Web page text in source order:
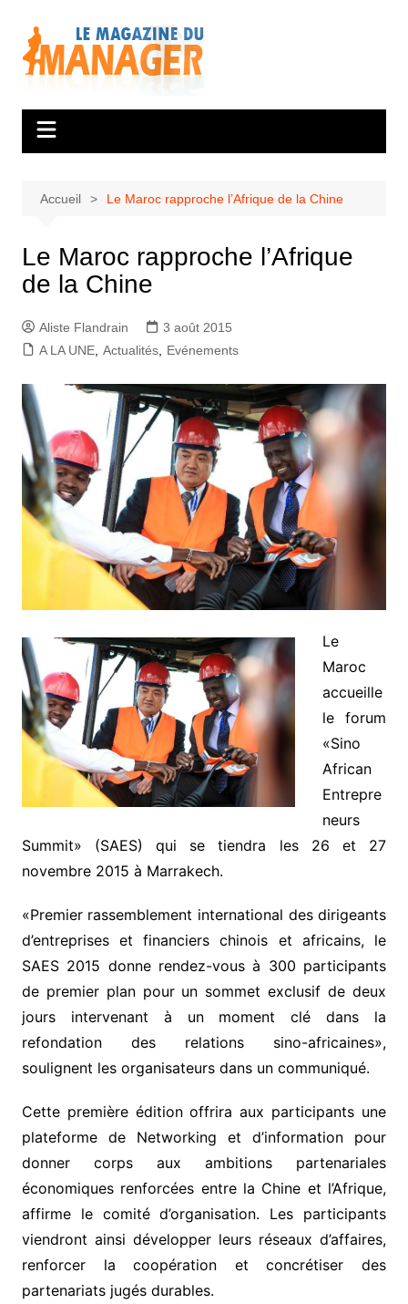
contenu
Accueil Le Maroc rapproche l’Afrique de la Chine
Le Maroc rapproche l’Afrique
de la Chine
Aliste Flandrain
3 août 2015
A LA UNE, Actualités, Evénements
Le
Maroc
accueille
le forum
«Sino
African
Entrepre
neurs
Summit» (SAES) qui se tiendra les 26 et 27
novembre 2015 à Marrakech.
«Premier rassemblement international des dirigeants
d’entreprises et financiers chinois et africains, le
SAES 2015 donne rendez-vous à 300 participants
de premier plan pour un sommet exclusif de deux
jours intervenant à un moment clé dans la
refondation des relations sino-africaines»,
soulignent les organisateurs dans un communiqué.
Cette première édition offrira aux participants une
plateforme de Networking et d’information pour
donner corps aux ambitions partenariales
économiques renforcées entre la Chine et l’Afrique,
affirme le comité d’organisation. Les participants
viendront ainsi développer leurs réseaux d’affaires,
renforcer la coopération et concrétiser des
partenariats jugés durables.